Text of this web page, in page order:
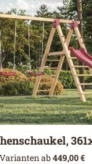
Varianten ab449,00 €